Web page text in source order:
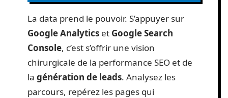
La data prend le pouvoir. S’appuyer sur
Google Analytics et Google Search
Console, c’est s’offrir une vision
chirurgicale de la performance SEO et de
la génération de leads. Analysez les
parcours, repérez les pages qui